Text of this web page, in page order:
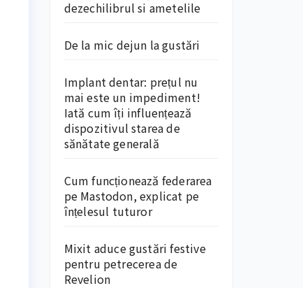
dezechilibrul si ametelile
De la mic dejun la gustări
Implant dentar: prețul nu
mai este un impediment!
Iată cum îți influențează
dispozitivul starea de
sănătate generală
Cum funcționează federarea
pe Mastodon, explicat pe
înțelesul tuturor
Mixit aduce gustări festive
pentru petrecerea de
Revelion